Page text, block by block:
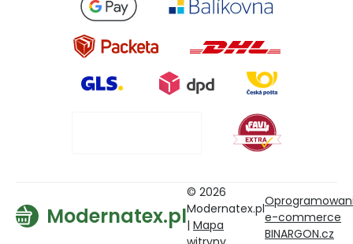
Modernatex.pl
© 2026
Modernatex.pl
| Mapa
e-commerce
BINARGON.cz